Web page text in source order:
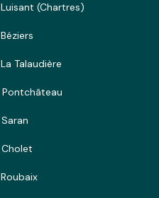
(Chartres)
Talaudière